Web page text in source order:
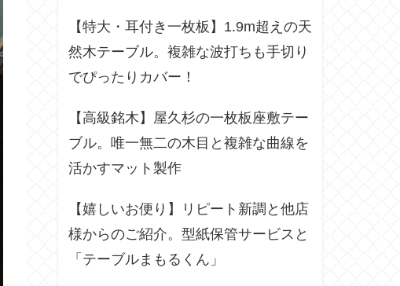
【特大・耳付き一枚板】1.9m超えの天
然木テーブル。複雑な波打ちも手切り
でぴったりカバー！
【高級銘木】屋久杉の一枚板座敷テー
ブル。唯一無二の木目と複雑な曲線を
活かすマット製作
【嬉しいお便り】リピート新調と他店
様からのご紹介。型紙保管サービスと
「テーブルまもるくん」